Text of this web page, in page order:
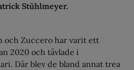
Stühlmeyer.
och Zuccero har varit ett
2020 och tävlade i
Där blev de bland annat trea